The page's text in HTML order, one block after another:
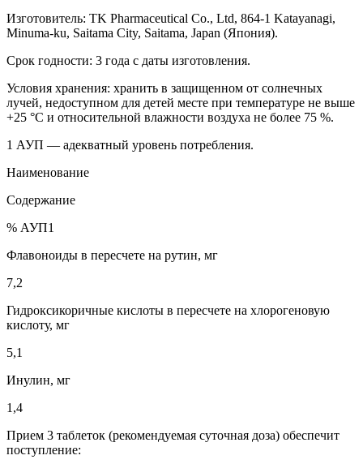
Изготовитель: TK Pharmaceutical Co., Ltd, 864-1 Katayanagi,
Minuma-ku, Saitama City, Saitama, Japan (Япония).
Срок годности: 3 года с даты изготовления.
Условия хранения: хранить в защищенном от солнечных
лучей, недоступном для детей месте при температуре не выше
+25 °С и относительной влажности воздуха не более 75 %.
1 АУП — адекватный уровень потребления.
Наименование
Содержание
% АУП1
Флавоноиды в пересчете на рутин, мг
7,2
Гидроксикоричные кислоты в пересчете на хлорогеновую
кислоту, мг
5,1
Инулин, мг
1,4
Прием 3 таблеток (рекомендуемая суточная доза) обеспечит
поступление: